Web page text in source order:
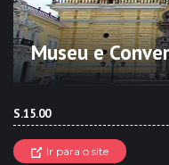
Museu e
S.15.00
Ir para o site